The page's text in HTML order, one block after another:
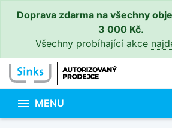
Doprava zdarma na všechny
3 000 Kč.
Všechny probíhající akce
 MENU